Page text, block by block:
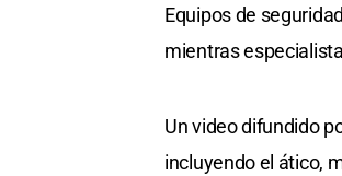
Equipos de
mientras
Un video difundido
incluyendo el ático,